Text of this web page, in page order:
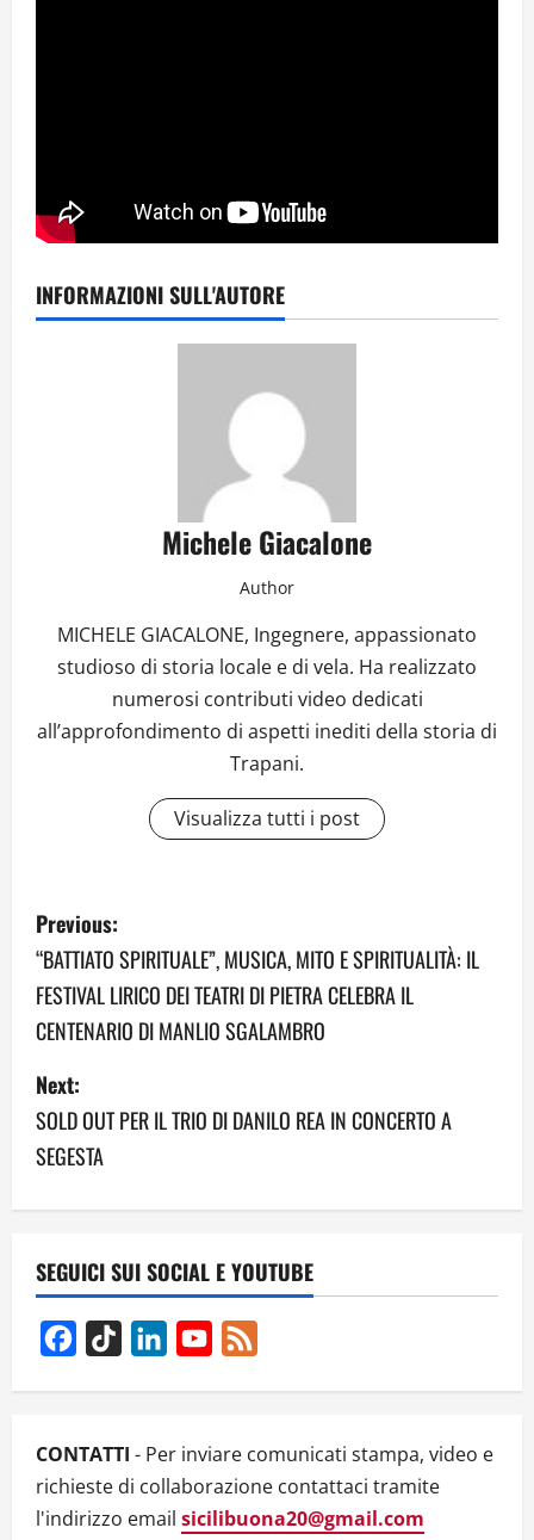
INFORMAZIONI SULL'AUTORE
Michele Giacalone
Author
MICHELE GIACALONE, Ingegnere, appassionato
studioso di storia locale e di vela. Ha realizzato
numerosi contributi video dedicati
all’approfondimento di aspetti inediti della storia di
Trapani.
Visualizza tutti i post
P
o
s
n
a
v
i
g
a
i
o
Previous:
“BATTIATO SPIRITUALE”, MUSICA, MITO E SPIRITUALITÀ: IL
FESTIVAL LIRICO DEI TEATRI DI PIETRA CELEBRA IL
CENTENARIO DI MANLIO SGALAMBRO
Next:
SOLD OUT PER IL TRIO DI DANILO REA IN CONCERTO A
SEGESTA
SEGUICI SUI SOCIAL E YOUTUBE
Facebook
TikTok LinkedInYouTube
CONTATTI - Per inviare comunicati stampa, video e
richieste di collaborazione contattaci tramite
l'indirizzo email sicilibuona20@gmail.com